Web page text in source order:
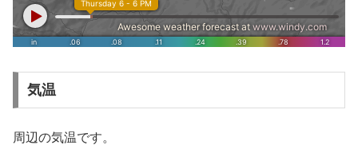
気温
周辺の気温です。